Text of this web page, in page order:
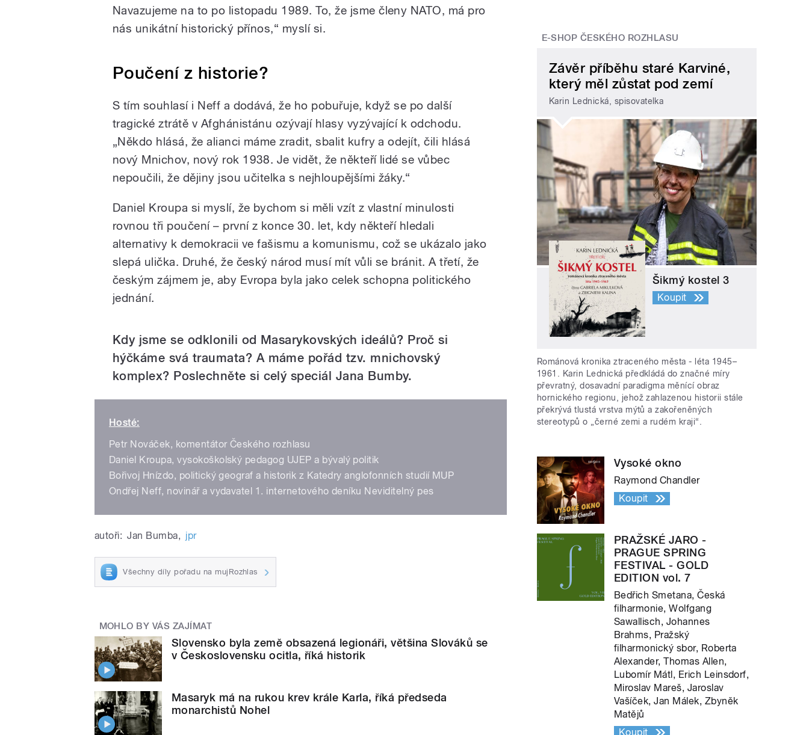
Navazujeme na to po listopadu 1989. To, že jsme členy NATO, má pro
nás unikátní historický přínos,“ myslí si.
Poučení z historie?
S tím souhlasí i Neff a dodává, že ho pobuřuje, když se po další
tragické ztrátě v Afghánistánu ozývají hlasy vyzývající k odchodu.
„Někdo hlásá, že alianci máme zradit, sbalit kufry a odejít, čili hlásá
nový Mnichov, nový rok 1938. Je vidět, že někteří lidé se vůbec
nepoučili, že dějiny jsou učitelka s nejhloupějšími žáky.“
Daniel Kroupa si myslí, že bychom si měli vzít z vlastní minulosti
rovnou tři poučení – první z konce 30. let, kdy někteří hledali
alternativy k demokracii ve fašismu a komunismu, což se ukázalo jako
slepá ulička. Druhé, že český národ musí mít vůli se bránit. A třetí, že
českým zájmem je, aby Evropa byla jako celek schopna politického
jednání.
Kdy jsme se odklonili od Masarykovských ideálů? Proč si
hýčkáme svá traumata? A máme pořád tzv. mnichovský
komplex? Poslechněte si celý speciál Jana Bumby.
Hosté:
Petr Nováček, komentátor Českého rozhlasu
Daniel Kroupa, vysokoškolský pedagog UJEP a bývalý politik
Bořivoj Hnízdo, politický geograf a historik z Katedry anglofonních studií MUP
Ondřej Neff, novinář a vydavatel 1. internetového deníku Neviditelný pes
autoři: Jan Bumba, jpr
Všechny díly pořadu na mujRozhlas
MOHLO BY VÁS ZAJÍMAT
Slovensko byla země obsazená legionáři, většina Slováků se
v Československu ocitla, říká historik
Masaryk má na rukou krev krále Karla, říká předseda
monarchistů Nohel
E-SHOP ČESKÉHO ROZHLASU
Závěr příběhu staré Karviné,
který měl zůstat pod zemí
Karin Lednická, spisovatelka
Šikmý kostel 3
Koupit
Románová kronika ztraceného města - léta 1945–
1961. Karin Lednická předkládá do značné míry
převratný, dosavadní paradigma měnící obraz
hornického regionu, jehož zahlazenou historii stále
překrývá tlustá vrstva mýtů a zakořeněných
stereotypů o „černé zemi a rudém kraji“.
Vysoké okno
Raymond Chandler
Koupit
PRAŽSKÉ JARO -
PRAGUE SPRING
FESTIVAL - GOLD
EDITION vol. 7
Bedřich Smetana, Česká
filharmonie, Wolfgang
Sawallisch, Johannes
Brahms, Pražský
filharmonický sbor, Roberta
Alexander, Thomas Allen,
Lubomír Mátl, Erich Leinsdorf,
Miroslav Mareš, Jaroslav
Vašíček, Jan Málek, Zbyněk
Matějů
Koupit